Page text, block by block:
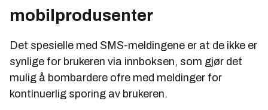
mobilprodusenter
Det spesielle med SMS-meldingene er at de ikke er
synlige for brukeren via innboksen, som gjør det
mulig å bombardere ofre med meldinger for
kontinuerlig sporing av brukeren.